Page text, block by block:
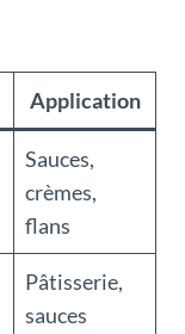
Application
Sauces,
crèmes,
flans
Pâtisserie,
sauces